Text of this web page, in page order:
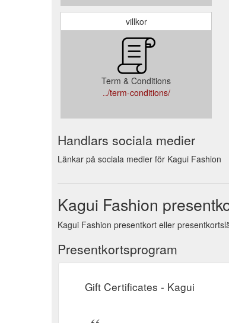
villkor
Term & Conditions
../term-conditions/
Handlars sociala medier
Länkar på sociala medier för Kagui Fashion
Kagui Fashion
Kagui Fashion presentkort eller
Presentkortsprogram
Gift Certificates - Kagui